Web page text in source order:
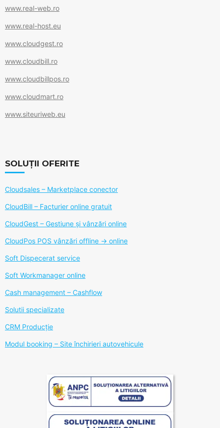
www.real-web.ro
www.real-host.eu
www.cloudgest.ro
www.cloudbill.ro
www.cloudbillpos.ro
www.cloudmart.ro
www.siteuriweb.eu
SOLUȚII OFERITE
Cloudsales – Marketplace conector
CloudBill – Facturier online gratuit
CloudGest – Gestiune și vânzări online
CloudPos POS vânzări offline -> online
Soft Dispecerat service
Soft Workmanager online
Cash management – Cashflow
Solutii specializate
CRM Producție
Modul booking – Site închirieri autovehicule